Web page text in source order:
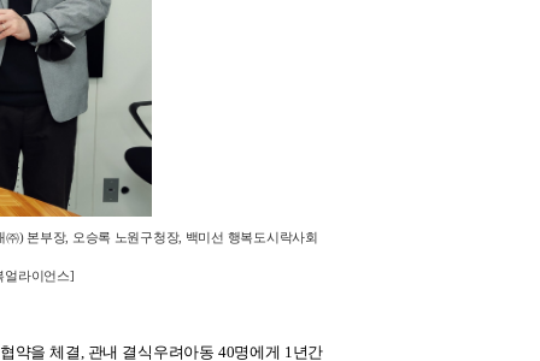
) 본부장, 오승록 노원구청장, 백미선 행복도시락사회
얼라이언스]
약을 체결, 관내 결식우려아동 40명에게 1년간